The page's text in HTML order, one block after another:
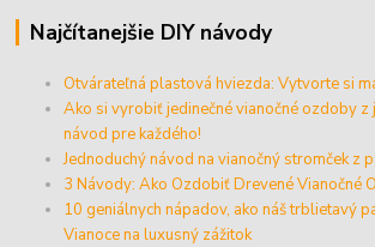
Najčítanejšie DIY návody
Otvárateľná plastová hviezda: Vytvorte si
Ako si vyrobiť jedinečné vianočné ozdoby z
návod pre každého!
Jednoduchý návod na vianočný stromček z
3 Návody: Ako Ozdobiť Drevené Vianočné
10 geniálnych nápadov, ako náš trblietavý
Vianoce na luxusný zážitok